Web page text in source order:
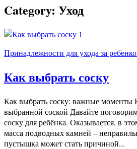
Category: Уход
1
Принадлежности для ухода за
Как выбрать соску
Как выбрать соску: важные моменты
выбранной соской Давайте
соску для ребёнка. Оказывается, в
масса подводных камней –
пустышка может стать причиной...